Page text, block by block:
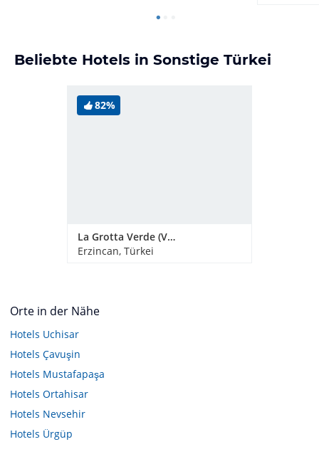
Beliebte Hotels in Sonstige Türkei
82%
La Grotta Verde (Vorgänger-Hotel - existiert nicht mehr)
Erzincan, Türkei
Orte in der Nähe
Hotels Uchisar
Hotels Çavuşin
Hotels Mustafapaşa
Hotels Ortahisar
Hotels Nevsehir
Hotels Ürgüp